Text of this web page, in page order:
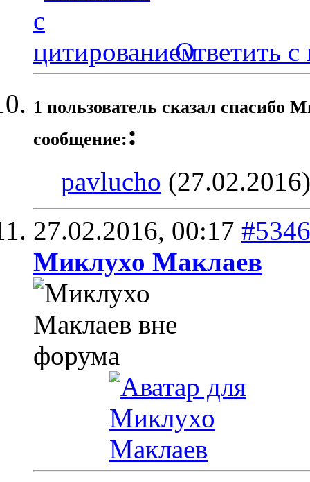
Ответить с
1 пользователь сказал cпасибо
сообщение::
pavlucho (27.02.2016)
27.02.2016, 00:17 #5346
Миклухо Маклаев